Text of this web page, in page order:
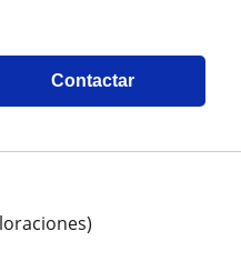
Contactar